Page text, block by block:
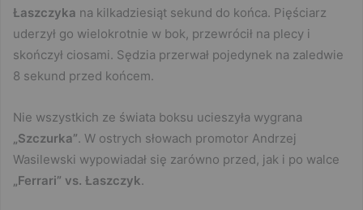
Łaszczyka na kilkadziesiąt sekund do końca. Pięściarz
uderzył go wielokrotnie w bok, przewrócił na plecy i
skończył ciosami. Sędzia przerwał pojedynek na zaledwie
8 sekund przed końcem.
Nie wszystkich ze świata boksu ucieszyła wygrana
„Szczurka”. W ostrych słowach promotor Andrzej
Wasilewski wypowiadał się zarówno przed, jak i po walce
„Ferrari” vs. Łaszczyk.